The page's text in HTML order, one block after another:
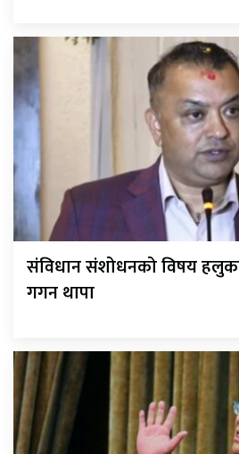
संविधान संशोधनको विषय
गगन थापा